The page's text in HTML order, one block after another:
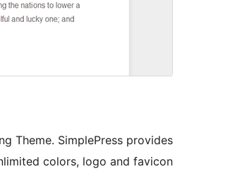
Theme. SimplePress provides
colors, logo and favicon